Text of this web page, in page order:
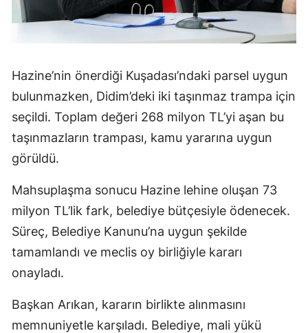
Hazine’nin önerdiği Kuşadası’ndaki parsel uygun
bulunmazken, Didim’deki iki taşınmaz trampa için
seçildi. Toplam değeri 268 milyon TL’yi aşan bu
taşınmazların trampası, kamu yararına uygun
görüldü.
Mahsuplaşma sonucu Hazine lehine oluşan 73
milyon TL’lik fark, belediye bütçesiyle ödenecek.
Süreç, Belediye Kanunu’na uygun şekilde
tamamlandı ve meclis oy birliğiyle kararı
onayladı.
Başkan Arıkan, kararın birlikte alınmasını
memnuniyetle karşıladı. Belediye, mali yükü